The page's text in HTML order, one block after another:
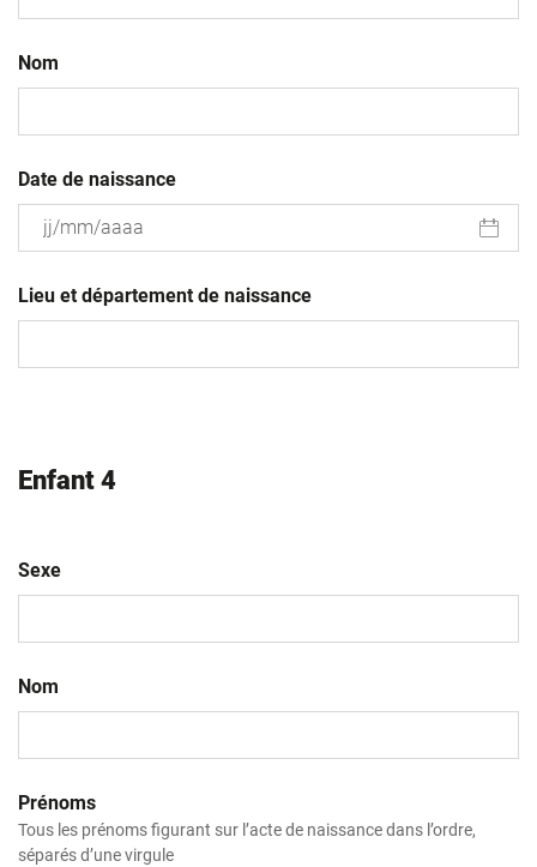
Nom
Date de naissance
slash
MM
Lieu et département de naissance
Enfant 4
Sexe
Nom
Prénoms
Tous les prénoms figurant sur l’acte de naissance dans l’ordre,
séparés d’une virgule